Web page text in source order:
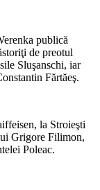
publică
de preotul
Sluşanschi, iar
Fărtăeş.
la Stroieşti
Grigore Filimon,
Poleac.